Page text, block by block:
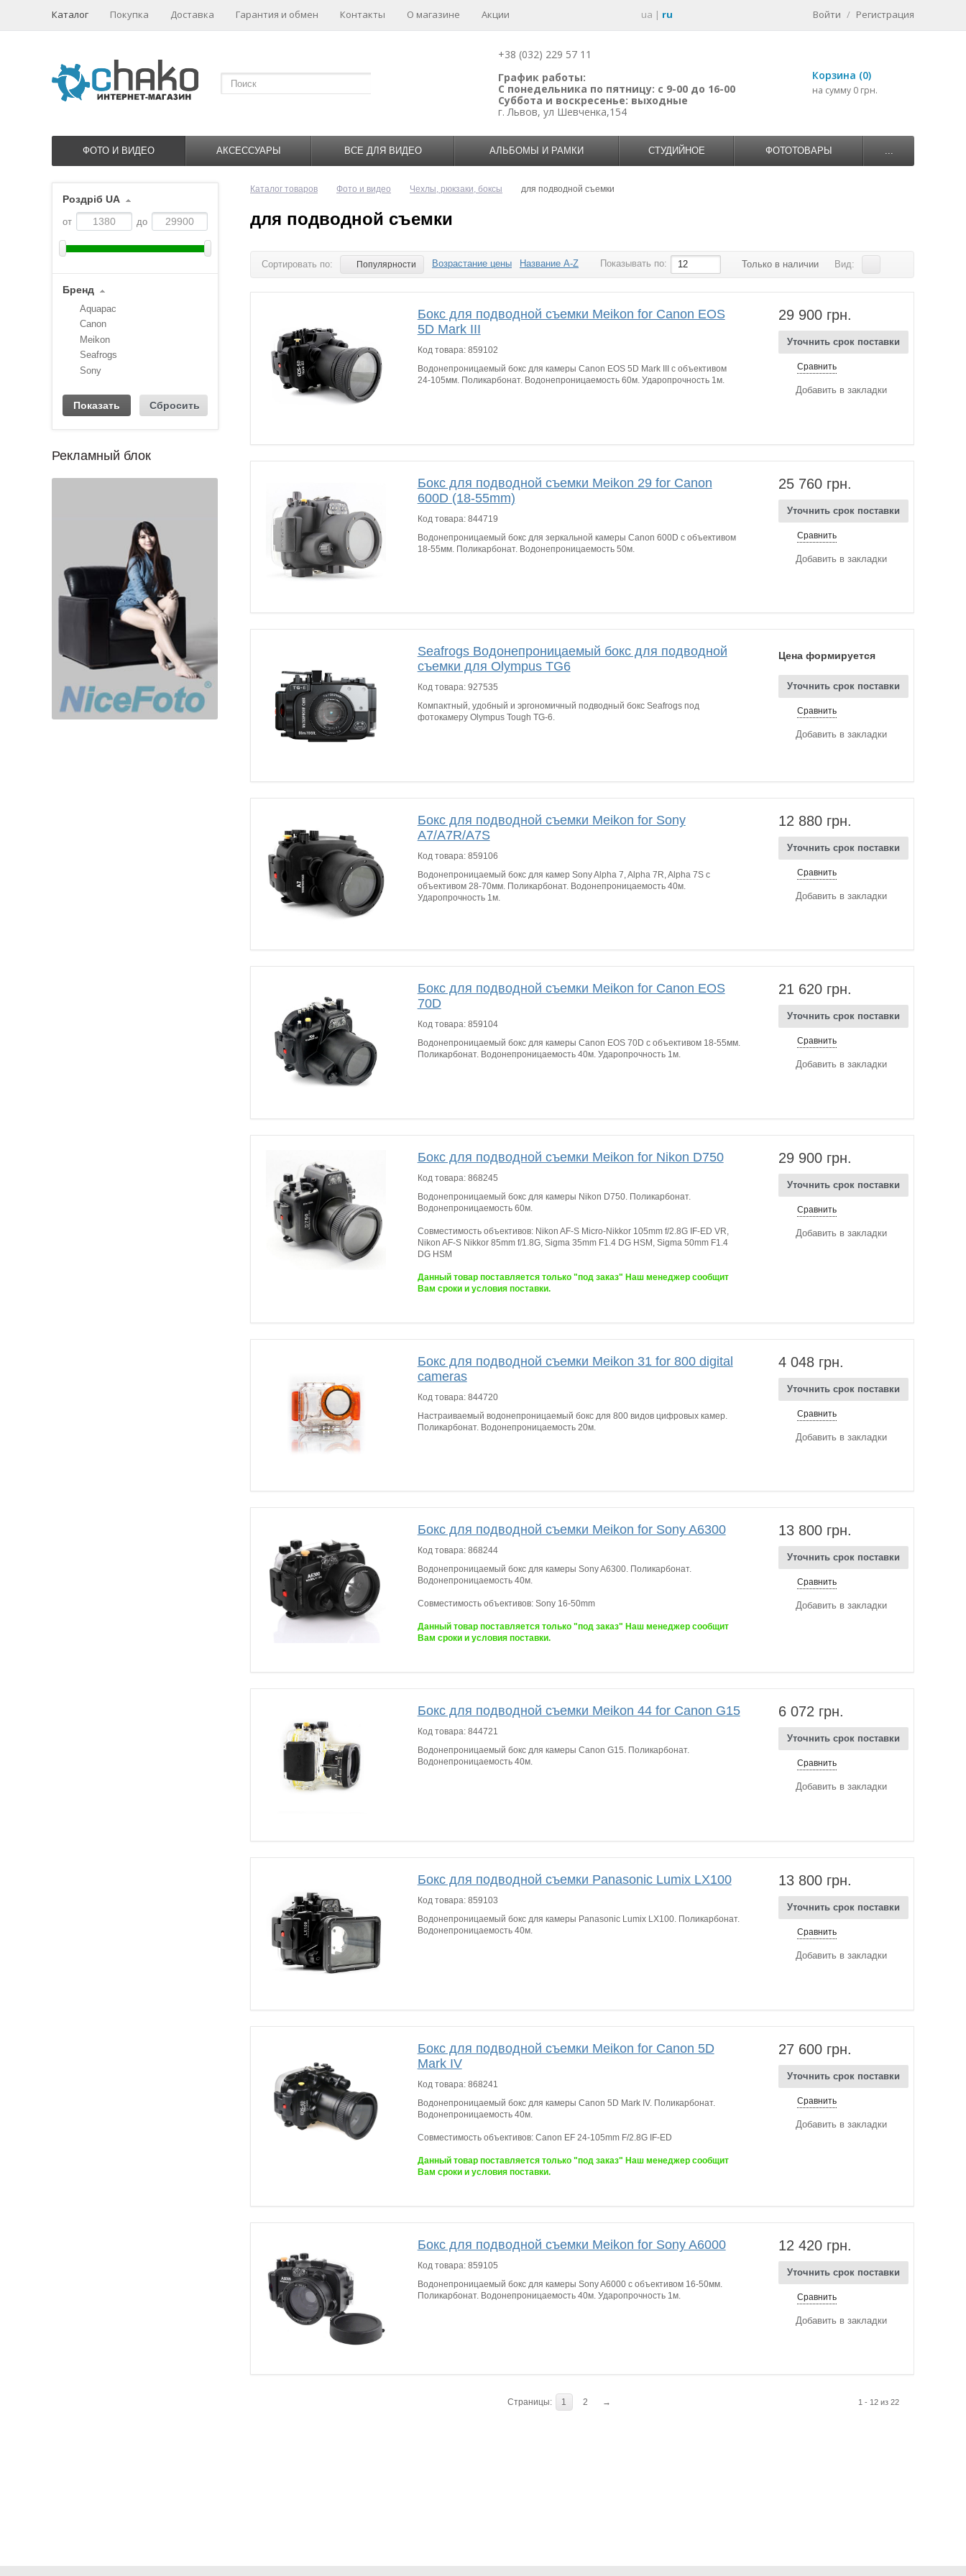
Каталог Покупка Доставка Гарантия и обмен Контакты О магазине Акции ua | ru Войти / Регистрация
+38 (032) 229 57 11
График работы:
С понедельника по пятницу: с 9-00 до 16-00
Суббота и воскресенье: выходные
г. Львов, ул Шевченка,154
Корзина (0)
на сумму 0 грн.
ФОТО И ВИДЕО АКСЕССУАРЫ ВСЕ ДЛЯ ВИДЕО АЛЬБОМЫ И РАМКИ СТУДИЙНОЕ ФОТОТОВАРЫ ...
Роздріб UA
от до
Бренд
Aquapac
Canon
Meikon
Seafrogs
Sony
1 2 3 4
Рекламный блок
Каталог товаров Фото и видео Чехлы, рюкзаки, боксы для подводной съемки
для подводной съемки
Сортировать по: Популярности Возрастание цены Название A-Z Показывать по: 12 Только в наличии Вид:
Бокс для подводной съемки Meikon for Canon EOS
5D Mark III
Код товара: 859102
Водонепроницаемый бокс для камеры Canon EOS 5D Mark III с объективом
24-105мм. Поликарбонат. Водонепроницаемость 60м. Ударопрочность 1м.
29 900 грн.
Уточнить срок поставки
Сравнить
Добавить в закладки
Бокс для подводной съемки Meikon 29 for Canon
600D (18-55mm)
Код товара: 844719
Водонепроницаемый бокс для зеркальной камеры Canon 600D с объективом
18-55мм. Поликарбонат. Водонепроницаемость 50м.
25 760 грн.
Уточнить срок поставки
Сравнить
Добавить в закладки
Seafrogs Водонепроницаемый бокс для подводной
съемки для Olympus TG6
Код товара: 927535
Компактный, удобный и эргономичный подводный бокс Seafrogs под
фотокамеру Olympus Tough TG-6.
Цена формируется
Уточнить срок поставки
Сравнить
Добавить в закладки
Бокс для подводной съемки Meikon for Sony
A7/A7R/A7S
Код товара: 859106
Водонепроницаемый бокс для камер Sony Alpha 7, Alpha 7R, Alpha 7S с
объективом 28-70мм. Поликарбонат. Водонепроницаемость 40м.
Ударопрочность 1м.
12 880 грн.
Уточнить срок поставки
Сравнить
Добавить в закладки
Бокс для подводной съемки Meikon for Canon EOS
70D
Код товара: 859104
Водонепроницаемый бокс для камеры Canon EOS 70D с объективом 18-55мм.
Поликарбонат. Водонепроницаемость 40м. Ударопрочность 1м.
21 620 грн.
Уточнить срок поставки
Сравнить
Добавить в закладки
Бокс для подводной съемки Meikon for Nikon D750
Код товара: 868245
Водонепроницаемый бокс для камеры Nikon D750. Поликарбонат.
Водонепроницаемость 60м.
Совместимость объективов: Nikon AF-S Micro-Nikkor 105mm f/2.8G IF-ED VR,
Nikon AF-S Nikkor 85mm f/1.8G, Sigma 35mm F1.4 DG HSM, Sigma 50mm F1.4
DG HSM
Данный товар поставляется только "под заказ" Наш менеджер сообщит
Вам сроки и условия поставки.
29 900 грн.
Уточнить срок поставки
Сравнить
Добавить в закладки
Бокс для подводной съемки Meikon 31 for 800 digital
cameras
Код товара: 844720
Настраиваемый водонепроницаемый бокс для 800 видов цифровых камер.
Поликарбонат. Водонепроницаемость 20м.
4 048 грн.
Уточнить срок поставки
Сравнить
Добавить в закладки
Бокс для подводной съемки Meikon for Sony A6300
Код товара: 868244
Водонепроницаемый бокс для камеры Sony A6300. Поликарбонат.
Водонепроницаемость 40м.
Совместимость объективов: Sony 16-50mm
Данный товар поставляется только "под заказ" Наш менеджер сообщит
Вам сроки и условия поставки.
13 800 грн.
Уточнить срок поставки
Сравнить
Добавить в закладки
Бокс для подводной съемки Meikon 44 for Canon G15
Код товара: 844721
Водонепроницаемый бокс для камеры Canon G15. Поликарбонат.
Водонепроницаемость 40м.
6 072 грн.
Уточнить срок поставки
Сравнить
Добавить в закладки
Бокс для подводной съемки Panasonic Lumix LX100
Код товара: 859103
Водонепроницаемый бокс для камеры Panasonic Lumix LX100. Поликарбонат.
Водонепроницаемость 40м.
13 800 грн.
Уточнить срок поставки
Сравнить
Добавить в закладки
Бокс для подводной съемки Meikon for Canon 5D
Mark IV
Код товара: 868241
Водонепроницаемый бокс для камеры Canon 5D Mark IV. Поликарбонат.
Водонепроницаемость 40м.
Совместимость объективов: Canon EF 24-105mm F/2.8G IF-ED
Данный товар поставляется только "под заказ" Наш менеджер сообщит
Вам сроки и условия поставки.
27 600 грн.
Уточнить срок поставки
Сравнить
Добавить в закладки
Бокс для подводной съемки Meikon for Sony A6000
Код товара: 859105
Водонепроницаемый бокс для камеры Sony A6000 с объективом 16-50мм.
Поликарбонат. Водонепроницаемость 40м. Ударопрочность 1м.
12 420 грн.
Уточнить срок поставки
Сравнить
Добавить в закладки
1 - 12 из 22
Страницы: 1 2 →